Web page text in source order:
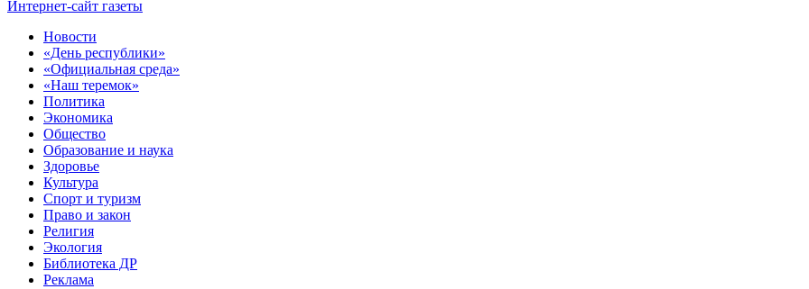
Интернет-сайт газеты
Новости
«День республики»
«Официальная среда»
«Наш теремок»
Политика
Экономика
Общество
Образование и наука
Здоровье
Культура
Спорт и туризм
Право и закон
Религия
Экология
Библиотека ДР
Реклама